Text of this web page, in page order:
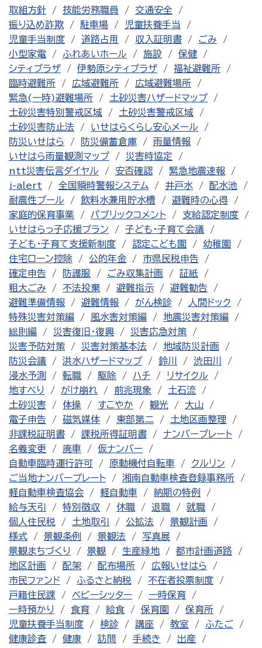
取組方針 技能労務職員
交通安全
振り込め詐欺
駐車場
児童扶養手当
児童手当制度
道路占用 収入証明書
ごみ
小型家電
ふれあいホール 施設
保健
シティプラザ
伊勢原シティプラザ
福祉避難所
臨時避難所
広域避難所
広域避難場所
緊急(一時)避難場所
土砂災害ハザードマップ
土砂災害特別警戒区域
土砂災害警戒区域
土砂災害防止法
いせはらくらし安心メール
防災いせはら
防災備蓄倉庫
雨量情報
いせはら雨量観測マップ
災害時協定
ntt災害伝言ダイヤル
安否確認
緊急地震速報
j-alert
全国瞬時警報システム 井戸水
配水池
耐震性プール
飲料水兼用貯水槽
避難時の心得
家庭的保育事業
パブリックコメント
支給認定制度
いせはらっ子応援プラン
子ども・子育て会議
子ども・子育て支援新制度
認定こども園
幼稚園
住宅ローン控除
公的年金
市県民税申告
確定申告
防護服 ごみ収集計画
証紙
粗大ごみ
不法投棄 避難指示
避難勧告
避難準備情報
避難情報 がん検診
人間ドック
特殊災害対策編
風水害対策編
地震災害対策編
総則編
災害復旧・復興
災害応急対策
災害予防対策
災害対策基本法
地域防災計画
防災会議
洪水ハザードマップ 鈴川
渋田川
浸水予測
転職 駆除 ハチ
リサイクル
地すべり
がけ崩れ 前兆現象
土石流
土砂災害
体操 すこやか 観光
大山
電子申告
磁気媒体 東部第二
土地区画整理
非課税証明書
課税所得証明書
ナンバープレート
名義変更
廃車
仮ナンバー
自動車臨時運行許可
原動機付自転車
クルリン
ご当地ナンバープレート
湘南自動車検査登録事務所
軽自動車検査協会
軽自動車
納期の特例
給与天引
特別徴収 休職 退職
就職
個人住民税
土地取引 公拡法
景観計画
様式
景観条例 景観法
写真展
景観まちづくり
景観 生産緑地
都市計画道路
地区計画
配架 配布場所
広報いせはら
市民ファンド
ふるさと納税
不在者投票制度
戸籍住民課
ベビーシッター
一時保育
一時預かり
食育 給食 保育園
保育所
児童扶養手当制度
検診 講座 教室
ふたご
健康診査
健康 訪問 手続き
出産